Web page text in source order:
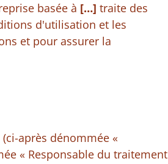
basée à […] traite des
d'utilisation et les
et pour assurer la
après dénommée «
« Responsable du traitement